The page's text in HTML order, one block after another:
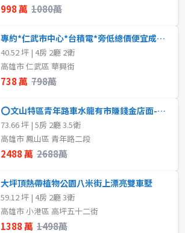
998 萬 1080萬
專約*仁武市中心*台積電*旁低總價便宜成家車庫透天?798萬
40.52 坪 | 4房 2廳 2衛
高雄市 仁武區 華興街
738 萬 798萬
⭕文山特區青年路車水龍有市賺錢金店面-售2388萬 ⭕
73.66 坪 | 5房 2廳 3.5衛
高雄市 鳳山區 青年路二段
2488 萬 2688萬
大坪頂熱帶植物公園八米街上漂亮雙車墅
59.12 坪 | 4房 2廳 3衛
高雄市 小港區 高坪五十二街
1388 萬 1498萬